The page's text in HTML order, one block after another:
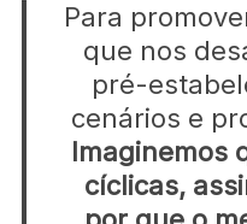
Para
que nos
pré-
cenários e
Imaginemos
cíclicas,